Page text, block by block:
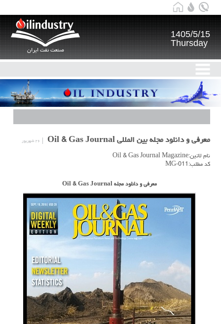
صنعت نفت ایران
1405/5/15
Thursday
معرفی و دانلود مجله بین المللی Oil & Gas Journal ۲۶ شهریور
نام لاتین:Oil & Gas Journal Magazine
کد مطلب:MG-011
معرفی و دانلود مجله Oil & Gas Journal